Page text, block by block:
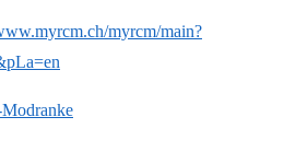
myrcm/main?